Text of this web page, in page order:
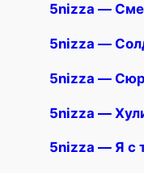
5nizza —
5nizza —
5nizza —
5nizza —
5nizza — Я с